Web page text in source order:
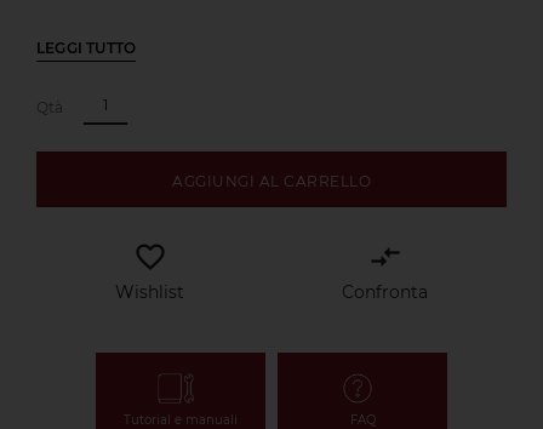
LEGGI TUTTO
Qtà
AGGIUNGI AL CARRELLO
favorite_border
Wishlist
compare_arrows
Confronta
Tutorial e manuali FAQ